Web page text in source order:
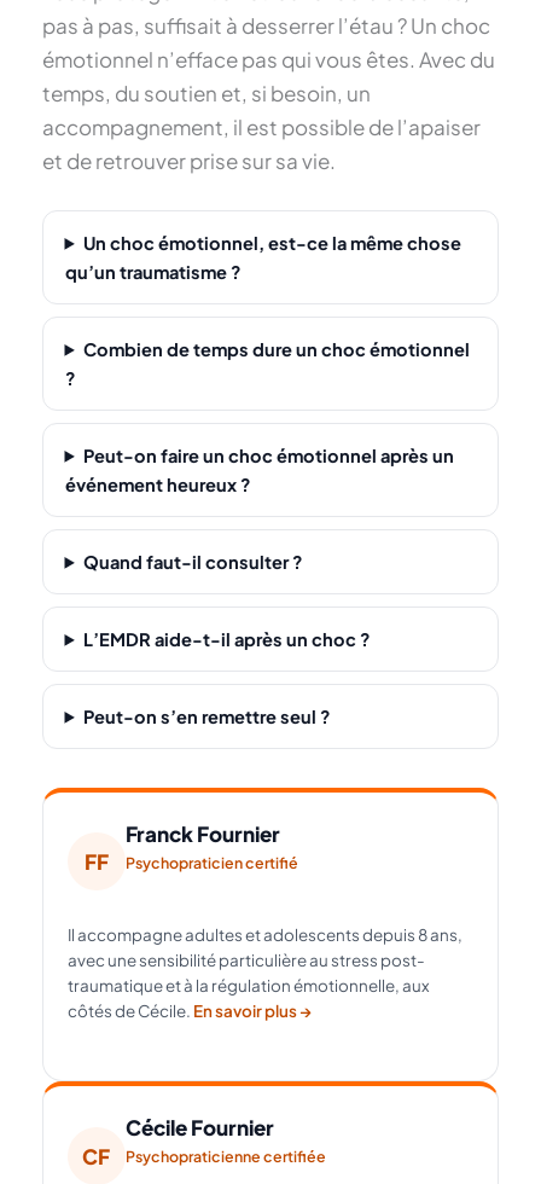
pas à pas, suffisait à desserrer l’étau ? Un choc
émotionnel n’efface pas qui vous êtes. Avec du
temps, du soutien et, si besoin, un
accompagnement, il est possible de l’apaiser
et de retrouver prise sur sa vie.
Un choc émotionnel, est-ce la même chose
qu’un traumatisme ?
Combien de temps dure un choc émotionnel
?
Peut-on faire un choc émotionnel après un
événement heureux ?
Quand faut-il consulter ?
L’EMDR aide-t-il après un choc ?
Peut-on s’en remettre seul ?
FF
Franck Fournier
Psychopraticien certifié
Il accompagne adultes et adolescents depuis 8 ans,
avec une sensibilité particulière au stress post-
traumatique et à la régulation émotionnelle, aux
côtés de Cécile. En savoir plus →
CF
Cécile Fournier
Psychopraticienne certifiée